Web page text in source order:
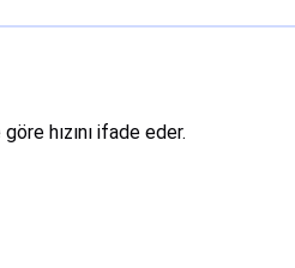
hızını ifade eder.